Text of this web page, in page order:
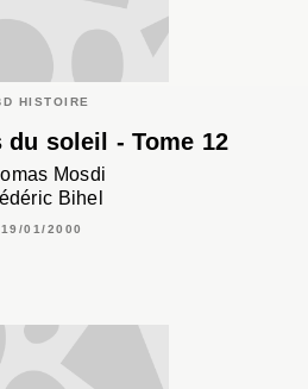
HISTOIRE
du soleil - Tome 12
Mosdi
Bihel
19/01/2000